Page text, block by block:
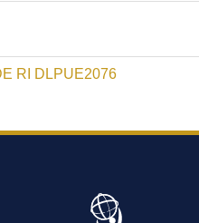
RI DLPUE2076